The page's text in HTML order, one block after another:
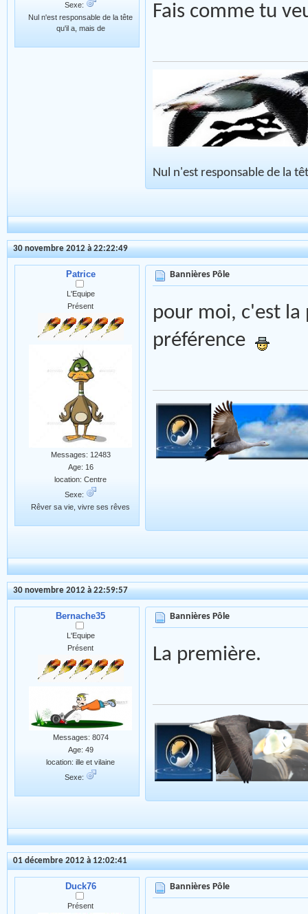
Sexe:
Nul n'est responsable de la tête
qu'il a, mais de
Fais comme tu
Nul n'est responsable de la
30 novembre 2012 à 22:22:49
Patrice
L'Equipe
Présent
Messages: 12483
Age: 16
location: Centre
Sexe:
Rêver sa vie, vivre ses rêves
Bannières Pôle
pour moi, c'est la
préférence
30 novembre 2012 à 22:59:57
Bernache35
L'Equipe
Présent
Messages: 8074
Age: 49
location: ille et vilaine
Sexe:
Bannières Pôle
La première.
01 décembre 2012 à 12:02:41
Duck76
Présent
Bannières Pôle